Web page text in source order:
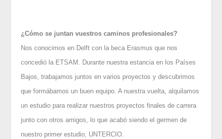
¿Cómo se juntan vuestros caminos profesionales?
Nos conocimos en Delft con la beca Erasmus que nos
concedió la ETSAM. Durante nuestra estancia en los Países
Bajos, trabajamos juntos en varios proyectos y descubrimos
que formábamos un buen equipo. A nuestra vuelta, alquilamos
un estudio para realizar nuestros proyectos finales de carrera
junto con otros amigos, lo que acabó siendo el germen de
nuestro primer estudio, UNTERCIO.